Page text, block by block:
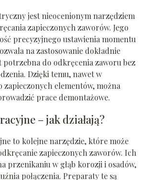
jest nieocenionym narzędziem
zapieczonych zaworów. Jego
precyzyjnego ustawienia momentu
na zastosowanie dokładnie
potrzebna do odkręcenia zaworu bez
Dzięki temu, nawet w
elementów, można
prace demontażowe.
– jak działają?
to kolejne narzędzie, które może
zapieczonych zaworów. Ich
przenikaniu w głąb korozji i osadów,
połączenia. Preparaty te są